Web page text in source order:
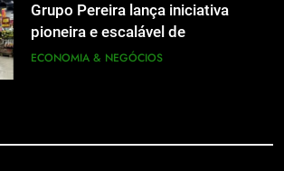
Grupo Pereira lança iniciativa
pioneira e escalável de
aproveitamento de frutas, legumes
ECONOMIA & NEGÓCIOS
e mostra na prática como reduzir
ECONOMIA & NEGÓCIOS